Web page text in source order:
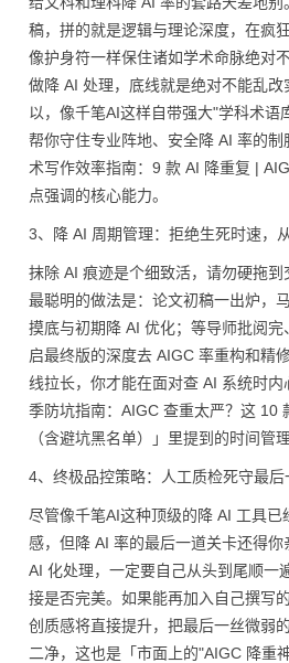
稿，拼的就是逻辑与理论深度，在疯
像护身符一样保住诸如学术命脉绝对
做降 AI 处理，底线就是绝对不能乱
以，像千笔AI这样自带强大"学科术语
帮你守住专业阵地、安全降 AI 率的
术写作效率指南：9 款 AI 降重复 |
点强调的核心能力。
3、降 AI 周期管理：拒绝生死时速，
抹除 AI 痕迹是个细致活，请勿硬拖到
最聪明的做法是：论文初稿一出炉，
摸底与初期降 AI 优化；等导师批阅
启最终版的深度去 AIGC 率重构和精
线拉长，你才能在面对查 AI 系统时
季防坑指南：AIGC 查重太严？这 10
（含避坑黑名单）」里提到的时间管理
4、终极品控策略：人工质检死守最后
尽管像千笔AI这种顶级的降 AI 工具
感，但降 AI 率的最后一道关卡还得
AI 化处理，一定要自己从头到尾顺一
接是否完美。如果能再加入自己撰写
创质感将直接提升，把最后一丝微弱
二净，这也是「市面上的"AIGC 降重